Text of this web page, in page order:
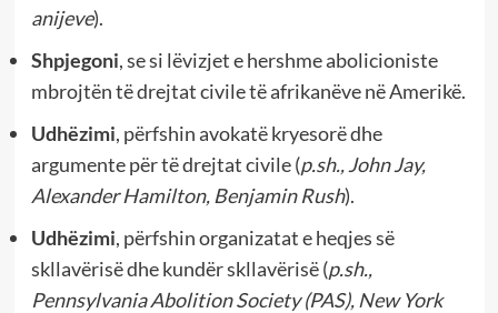
anijeve).
Shpjegoni, se si lëvizjet e hershme abolicioniste
mbrojtën të drejtat civile të afrikanëve në Amerikë.
Udhëzimi, përfshin avokatë kryesorë dhe
argumente për të drejtat civile (p.sh., John Jay,
Alexander Hamilton, Benjamin Rush).
Udhëzimi, përfshin organizatat e heqjes së
skllavërisë dhe kundër skllavërisë (p.sh.,
Pennsylvania Abolition Society (PAS), New York